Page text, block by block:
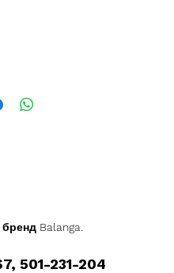
Balanga.
501-231-204